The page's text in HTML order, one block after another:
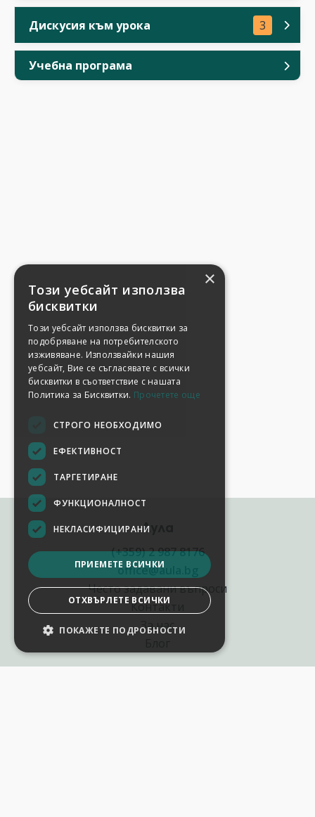
Дискусия към урока 3
Учебна програма
Аула
(+359) 2 987 8176
office@aula.bg
Често задавани въпроси
Контакти
За нас
×
Този уебсайт използва
бисквитки
Този уебсайт използва бисквитки за
подобряване на потребителското
изживяване. Използвайки нашия
уебсайт, Вие се съгласявате с всички
бисквитки в съответствие с нашата
Политика за Бисквитки. Прочетете още
СТРОГО НЕОБХОДИМО
ЕФЕКТИВНОСТ
ТАРГЕТИРАНЕ
ФУНКЦИОНАЛНОСТ
НЕКЛАСИФИЦИРАНИ
ПРИЕМЕТЕ ВСИЧКИ
ОТХВЪРЛЕТЕ ВСИЧКИ
ПОКАЖЕТЕ ПОДРОБНОСТИ